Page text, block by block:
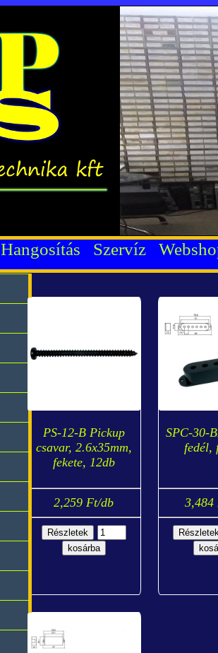
Hangosítás Szervíz
PS-12-B Pickup
csavar, 2.6x35mm,
fekete, 12db
2,259 Ft/db
SPC-30-
fedél,
3,484